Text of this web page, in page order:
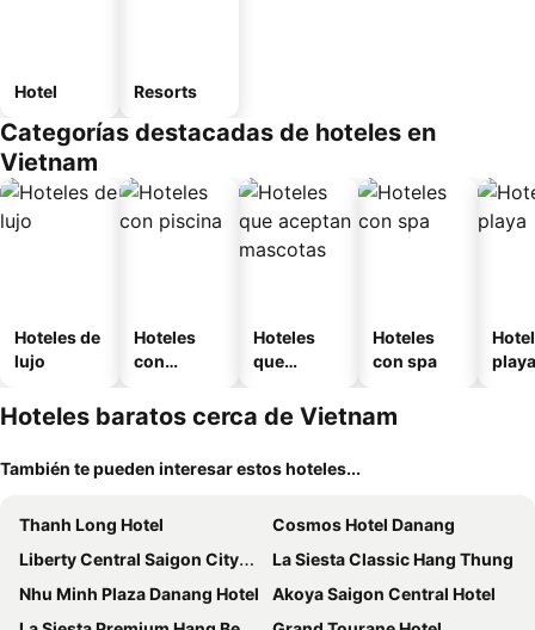
Hotel Resorts
Categorías destacadas de hoteles en
Vietnam
Hoteles de
lujo
Hoteles
con
Hoteles
que
mascotas
Hoteles
con spa
playa
Hoteles baratos cerca de Vietnam
También te pueden interesar estos hoteles...
Thanh Long Hotel
Cosmos Hotel Danang
Liberty Central Saigon Citypoint Hotel
La Siesta Classic Hang Thung
Nhu Minh Plaza Danang Hotel
Akoya Saigon Central Hotel